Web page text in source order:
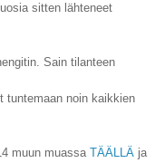
sitten lähteneet
Sain tilanteen
tuntemaan noin kaikkien
muun muassaTÄÄLLÄ ja